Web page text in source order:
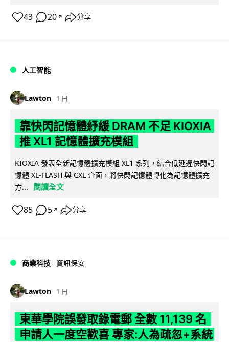
43 20 ↗ 分享
人工智能
Lawton 1 日
靠快閃記憶體紓緩 DRAM 不足 KIOXIA
推 XL1 記憶體擴充模組
KIOXIA 發表全新記憶體擴充模組 XL1 系列，結合低延遲快閃記
憶體 XL-FLASH 與 CXL 介面，將快閃記憶體轉化為記憶體擴充
方...
閱讀全文
85 5 ↗ 分享
商業科技 資訊保安
Lawton 1 日
東華學院誤發取錄電郵 全數 11,139 名
申請人一度空歡喜 專家:人為疏忽+系統